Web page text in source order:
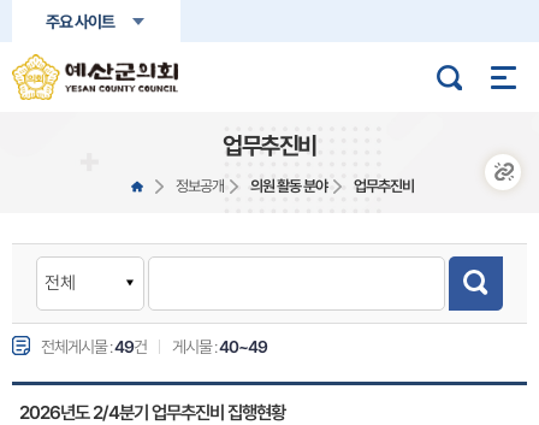
본문바로가기
주요 사이트
업무추진비
정보공개 의원 활동 분야 업무추진비
전체게시물 :49건 게시물 :40~49
2026년도 2/4분기 업무추진비 집행현황